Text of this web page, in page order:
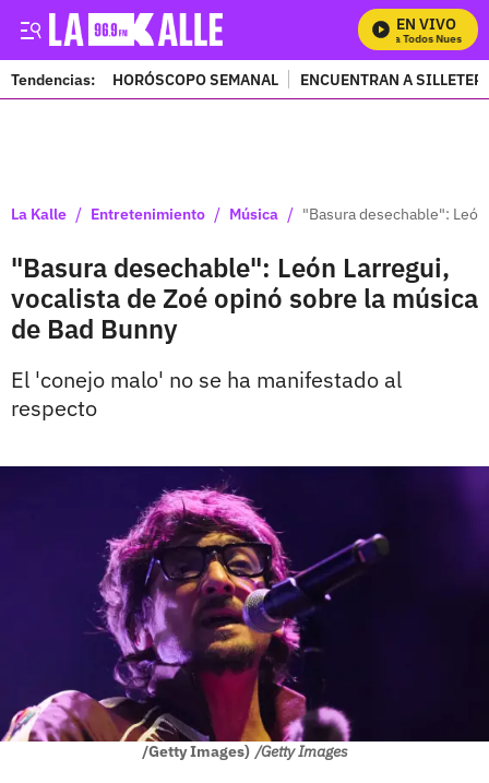
EN VIVO
Mira Todos Nuestros
Tendencias: HORÓSCOPO SEMANAL ENCUENTRAN A
La Kalle / Entretenimiento / Música / "Basura desechable":
"Basura desechable": León Larregui,
vocalista de Zoé opinó sobre la música
de Bad Bunny
El 'conejo malo' no se ha manifestado al
respecto
/Getty Images) /Getty Images